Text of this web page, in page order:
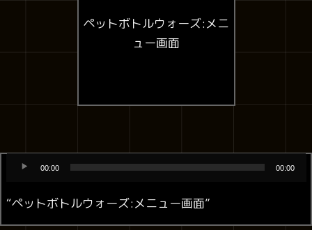
ペットボトルウォーズ:メニ
ュー画面
プ
レ
00:00 00:00
“ペットボトルウォーズ:メニュー画面”